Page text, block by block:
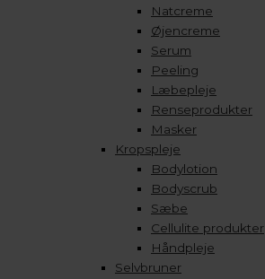
Natcreme
Øjencreme
Serum
Peeling
Læbepleje
Renseprodukter
Masker
Kropspleje
Bodylotion
Bodyscrub
Sæbe
Cellulite produkter
Håndpleje
Selvbruner